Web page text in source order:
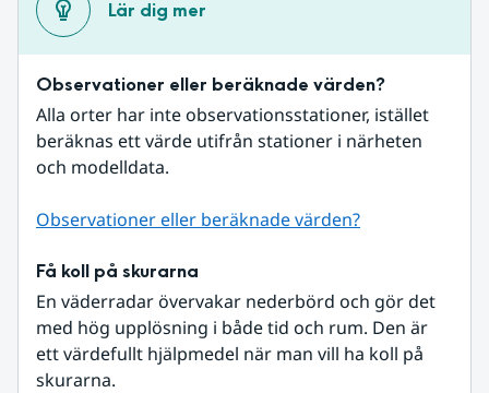
Lär dig mer
Observationer eller beräknade värden?
Alla orter har inte observationsstationer, istället
beräknas ett värde utifrån stationer i närheten
och modelldata.
Observationer eller beräknade värden?
Få koll på skurarna
En väderradar övervakar nederbörd och gör det
med hög upplösning i både tid och rum. Den är
ett värdefullt hjälpmedel när man vill ha koll på
skurarna.